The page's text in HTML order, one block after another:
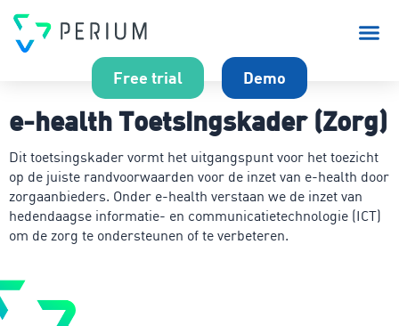
Free trial Demo
e-health Toetsingskader (Zorg)
Dit toetsingskader vormt het uitgangspunt voor het toezicht
op de juiste randvoorwaarden voor de inzet van e-health door
zorgaanbieders. Onder e-health verstaan we de inzet van
hedendaagse informatie- en communicatietechnologie (ICT)
om de zorg te ondersteunen of te verbeteren.